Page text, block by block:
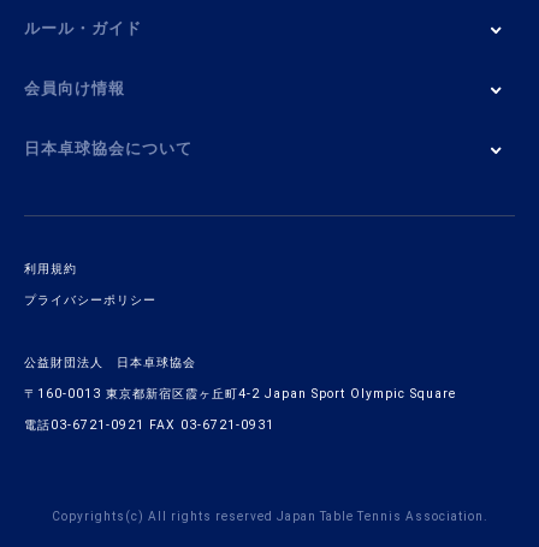
ルール・ガイド
会員向け情報
日本卓球協会について
利用規約
プライバシーポリシー
公益財団法人 日本卓球協会
〒160-0013 東京都新宿区霞ヶ丘町4-2 Japan Sport Olympic Square
電話03-6721-0921 FAX 03-6721-0931
Copyrights(c) All rights reserved Japan Table Tennis Association.